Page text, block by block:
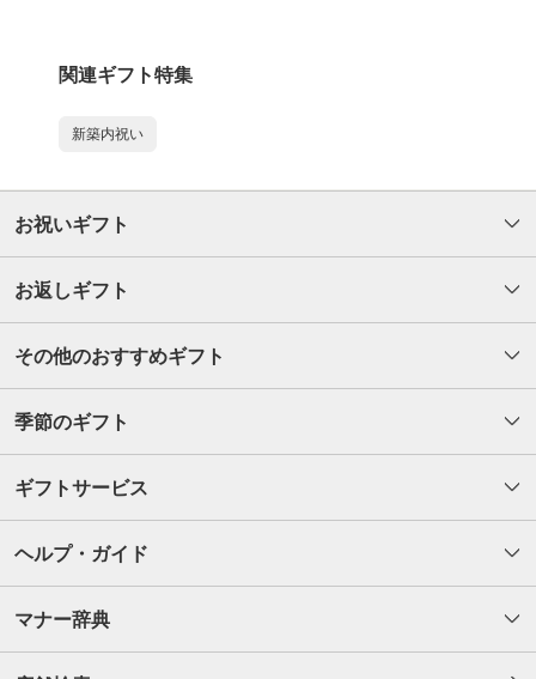
関連ギフト特集
新築内祝い
お祝いギフト
お返しギフト
その他のおすすめギフト
季節のギフト
ギフトサービス
ヘルプ・ガイド
マナー辞典